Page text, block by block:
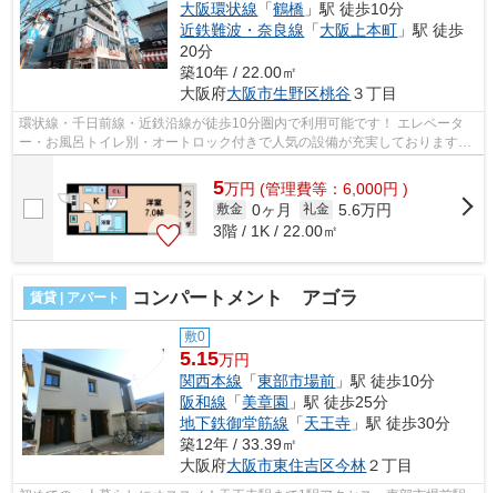
大阪環状線 「鶴橋 」駅 徒歩10分
近鉄難波・奈良線 「大阪上本町 」駅 徒歩
20分
築10年 / 22.00㎡
大阪府大阪市生野区桃谷３丁目
環状線・千日前線・近鉄沿線が徒歩10分圏内で利用可能です！ エレベータ
ー・お風呂トイレ別・オートロック付きで人気の設備が充実しております！
■□■□■□■□■□■□■□■□■□■□■□■□■□■□■□■□■...
5万円 (管理費等：6,000円 )
敷金 0ヶ月 礼金 5.6万円
3階 / 1K / 22.00㎡
賃貸 | アパート コンパートメント アゴラ
敷0
5.15万円
関西本線 「東部市場前 」駅 徒歩10分
阪和線 「美章園 」駅 徒歩25分
地下鉄御堂筋線 「天王寺 」駅 徒歩30分
築12年 / 33.39㎡
大阪府大阪市東住吉区今林２丁目